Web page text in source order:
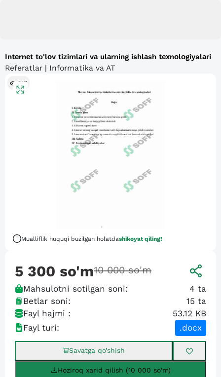
Intеrnеt to'lоv tizimlаri vа ulаrning ishlаsh tехnоlоgiyalаri
Referatlar | Informatika va AT
317
Mualliflik huquqi buzilgan holatdashikoyat qiling!
5 300 so'm10 000 so'm
Mahsulotni sotilgan soni: 4 ta
Betlar soni:
15 ta
Fayl hajmi :
53.12 KB
Fayl turi:
.docx
Savatga qo’shish
Hoziroq xarid qilish (10 000 so'm)